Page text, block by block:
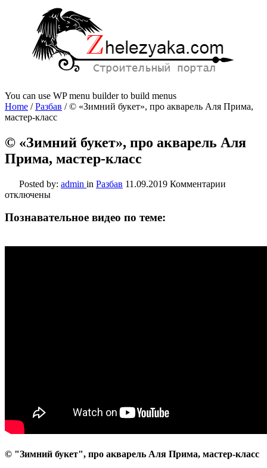
You can use WP menu builder to build menus
Home /Разбав /© «Зимний букет», про акварель Аля Прима,
мастер-класс
© «Зимний букет», про акварель Аля
Прима, мастер-класс
Posted by: admin in Разбав 11.09.2019 Комментарии
акварель
отключены
Познавательное видео по теме:
© "Зимний букет", про акварель Аля Прима, мастер-класс